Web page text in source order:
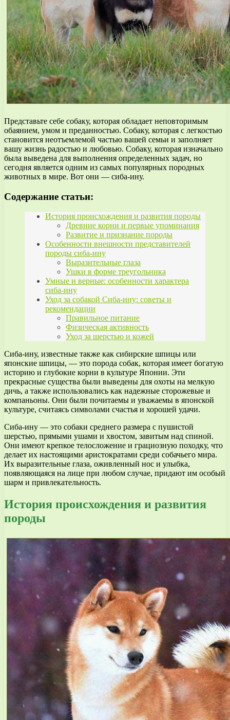
Представьте себе собаку, которая обладает неповторимым
обаянием, умом и преданностью. Собаку, которая с легкостью
становится неотъемлемой частью вашей семьи и заполняет
вашу жизнь радостью и любовью. Собаку, которая изначально
была выведена для выполнения определенных задач, но
сегодня является одним из самых популярных породных
животных в мире. Вот они — сиба-ину.
Содержание статьи:
История происхождения и развития породы
Древние корни и первые упоминания
Развитие и признание породы
Особенности внешности представителей
породы сиба-ину
Выразительные глаза
Ушки в форме треугольника
Умные и верные: особенности характера
сиба-ину
Уход за собакой Сиба-ину: советы и
рекомендации
Правильное питание
Физическая активность
Уход за шерстью и кожей
Сиба-ину, известные также как сибирские шпицы или
японские шпицы, — это порода собак, которая имеет богатую
историю и глубокие корни в культуре Японии. Эти
прекрасные существа были выведены для охоты на мелкую
дичь, а также использовались как надежные сторожевые и
компаньоны. Они были почитаемы и уважаемы в японской
культуре, считаясь символами счастья и хорошей удачи.
Сиба-ину — это собаки среднего размера с пушистой
шерстью, прямыми ушами и хвостом, завитым над спиной.
Они имеют крепкое телосложение и грациозную походку, что
делает их настоящими аристократами среди собачьего мира.
Их выразительные глаза, оживленный нос и улыбка,
появляющаяся на лице при любом случае, придают им особый
шарм и привлекательность.
История происхождения и развития
породы